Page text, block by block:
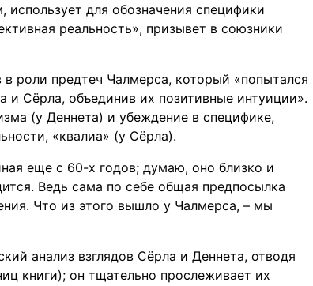
для обозначения специфики
реальность», призывет в союзники
в роли предтеч Чалмерса, который «попытался
Сёрла, объединив их позитивные интуиции».
(у Деннета) и убеждение в специфике,
«квалиа» (у Сёрла).
еще с 60-х годов; думаю, оно близко и
Ведь сама по себе общая предпосылка
Что из этого вышло у Чалмерса, – мы
анализ взглядов Сёрла и Деннета, отводя
книги); он тщательно прослеживает их